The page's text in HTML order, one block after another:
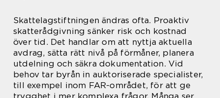
Skattelagstiftningen ändras ofta. Proaktiv
skatterådgivning sänker risk och kostnad
över tid. Det handlar om att nyttja aktuella
avdrag, sätta rätt nivå på förmåner, planera
utdelning och säkra dokumentation. Vid
behov tar byrån in auktoriserade specialister,
till exempel inom FAR-området, för att ge
trygghet i mer komplexa frågor. Många ser